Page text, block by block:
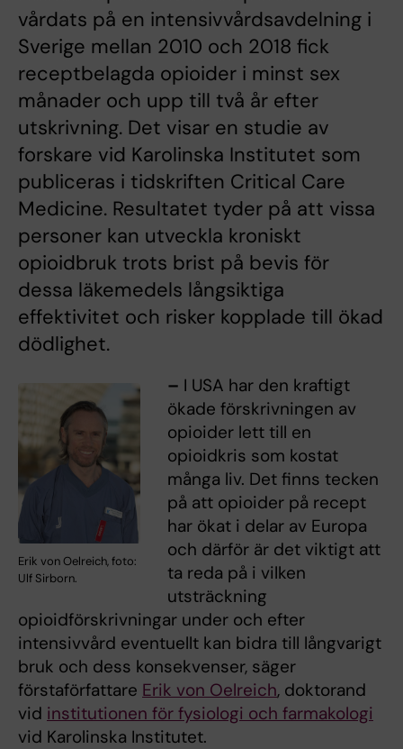
vårdats på en intensivvårdsavdelning i
Sverige mellan 2010 och 2018 fick
receptbelagda opioider i minst sex
månader och upp till två år efter
utskrivning. Det visar en studie av
forskare vid Karolinska Institutet som
publiceras i tidskriften Critical Care
Medicine. Resultatet tyder på att vissa
personer kan utveckla kroniskt
opioidbruk trots brist på bevis för
dessa läkemedels långsiktiga
effektivitet och risker kopplade till ökad
dödlighet.
Erik von Oelreich, foto:
Ulf Sirborn.
– I USA har den kraftigt
ökade förskrivningen av
opioider lett till en
opioidkris som kostat
många liv. Det finns tecken
på att opioider på recept
har ökat i delar av Europa
och därför är det viktigt att
ta reda på i vilken
utsträckning
opioidförskrivningar under och efter
intensivvård eventuellt kan bidra till långvarigt
bruk och dess konsekvenser, säger
förstaförfattare Erik von Oelreich, doktorand
vid institutionen för fysiologi och farmakologi
vid Karolinska Institutet.